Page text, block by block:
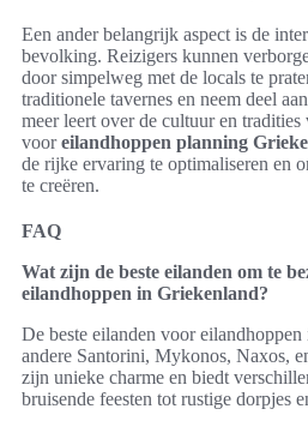
Een ander belangrijk aspect is de
bevolking. Reizigers kunnen
door simpelweg met de locals te
traditionele tavernes en neem deel
meer leert over de cultuur en
vooreilandhoppen planning
de rijke ervaring te optimaliseren en
te creëren.
FAQ
Wat zijn de beste eilanden om te
eilandhoppen in Griekenland?
De beste eilanden voor
andere Santorini, Mykonos, Naxos,
zijn unieke charme en biedt
bruisende feesten tot rustige dorpjes